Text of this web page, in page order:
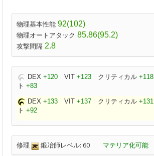
物理基本性能 92(102)
物理オートアタック 85.86(95.2)
攻撃間隔 2.8
DEX +120 VIT +123 クリティカル +118
ト +83
DEX +133 VIT +137 クリティカル +131
ト +92
修理 鍛冶師レベル: 60 マテリア化可能